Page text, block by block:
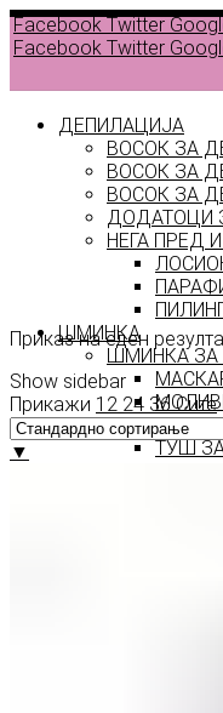
Facebook Twitter
Facebook Twitter
ДЕПИЛАЦИЈА
ВОСОК ЗА
ВОСОК ЗА
ВОСОК ЗА
ДОДАТОЦИ
НЕГА ПРЕД
ШМИНКА
ШМИНКА ЗА
СЕНКИ
ТУШ
products
термостат
Приказ на еден
Show sidebar
Прикажи 12 24 36 Сите
▼